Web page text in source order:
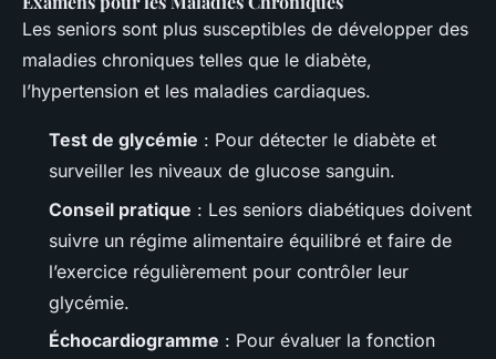
Les seniors sont plus susceptibles de développer des
maladies chroniques telles que le diabète,
l’hypertension et les maladies cardiaques.
Test de glycémie : Pour détecter le diabète et
surveiller les niveaux de glucose sanguin.
Conseil pratique : Les seniors diabétiques doivent
suivre un régime alimentaire équilibré et faire de
l’exercice régulièrement pour contrôler leur
glycémie.
Échocardiogramme : Pour évaluer la fonction